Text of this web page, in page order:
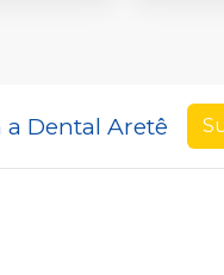
a Dental Aretê